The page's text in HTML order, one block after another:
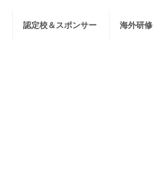
認定校＆スポンサー 海外研修